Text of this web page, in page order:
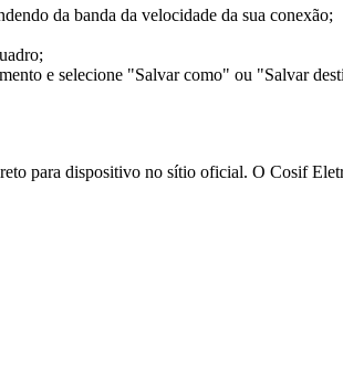
da banda da velocidade da sua conexão;
e selecione "Salvar como" ou "Salvar
para dispositivo no sítio oficial. O Cosif